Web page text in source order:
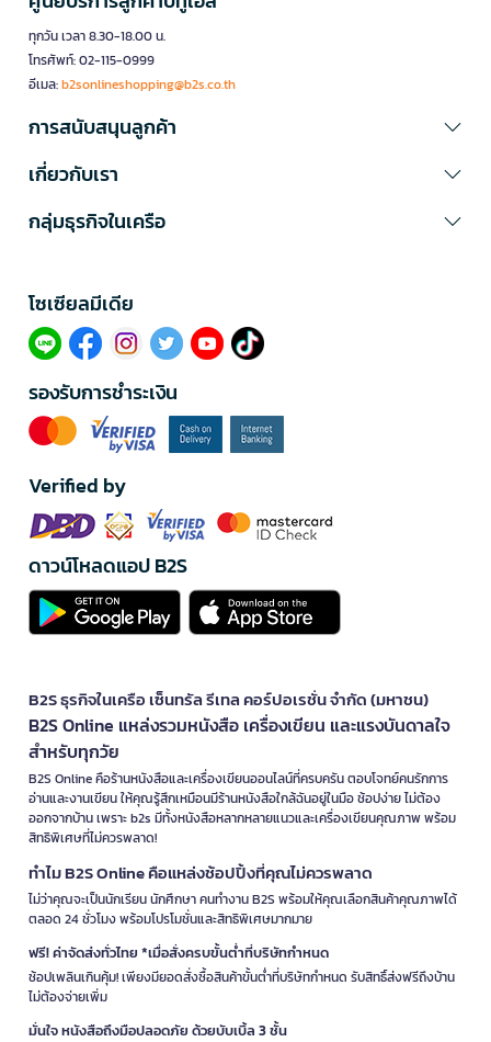
ทุกวัน เวลา 8.30-18.00 น.
โทรศัพท์: 02-115-0999
อีเมล:b2sonlineshopping@b2s.co.th
การสนับสนุนลูกค้า
เกี่ยวกับเรา
กลุ่มธุรกิจในเครือ
โซเซียลมีเดีย​
รองรับการชำระเงิน
Verified by
ดาวน์โหลดแอป B2S
B2S ธุรกิจในเครือ เซ็นทรัล รีเทล คอร์ปอเรชั่น จำกัด (มหาชน)
B2S Online แหล่งรวมหนังสือ เครื่องเขียน และแรงบันดาลใจ
สำหรับทุกวัย
B2S Online คือร้านหนังสือและเครื่องเขียนออนไลน์ที่ครบครัน ตอบโจทย์คนรักการ
อ่านและงานเขียน ให้คุณรู้สึกเหมือนมีร้านหนังสือใกล้ฉันอยู่ในมือ ช้อปง่าย ไม่ต้อง
ออกจากบ้าน เพราะ b2s มีทั้งหนังสือหลากหลายแนวและเครื่องเขียนคุณภาพ พร้อม
สิทธิพิเศษที่ไม่ควรพลาด!
ทำไม B2S Online คือแหล่งช้อปปิ้งที่คุณไม่ควรพลาด
ไม่ว่าคุณจะเป็นนักเรียน นักศึกษา คนทำงาน B2S พร้อมให้คุณเลือกสินค้าคุณภาพได้
ตลอด 24 ชั่วโมง พร้อมโปรโมชั่นและสิทธิพิเศษมากมาย
ฟรี! ค่าจัดส่งทั่วไทย *เมื่อสั่งครบขั้นต่ำที่บริษัทกำหนด
ช้อปเพลินเกินคุ้ม! เพียงมียอดสั่งซื้อสินค้าขั้นต่ำที่บริษัทกำหนด รับสิทธิ์ส่งฟรีถึงบ้าน
ไม่ต้องจ่ายเพิ่ม
มั่นใจ หนังสือถึงมือปลอดภัย ด้วยบับเบิ้ล 3 ชั้น